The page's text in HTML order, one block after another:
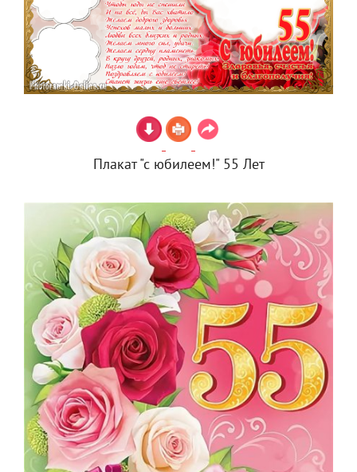
Плакат "с юбилеем!" 55 Лет